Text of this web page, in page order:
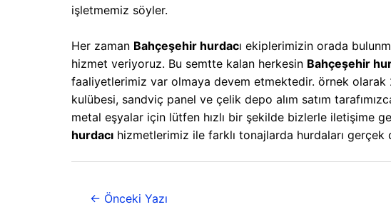
işletmemiz söyler.
Her zaman Bahçeşehir hurdacı ekiplerimizin orada
hizmet veriyoruz. Bu semtte kalan herkesin Bahçeşehir
faaliyetlerimiz var olmaya devem etmektedir. örnek olarak
kulübesi, sandviç panel ve çelik depo alım satım
metal eşyalar için lütfen hızlı bir şekilde bizlerle iletişime
hurdacıhizmetlerimiz ile farklı tonajlarda hurdaları gerçek
← Önceki Yazı